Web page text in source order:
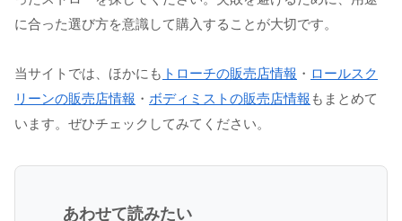
に合った選び方を意識して購入することが大切です。
当サイトでは、ほかにも トローチの販売店情報 ・ ロールスク
リーンの販売店情報 ・ ボディミストの販売店情報 もまとめて
います。ぜひチェックしてみてください。
あわせて読みたい